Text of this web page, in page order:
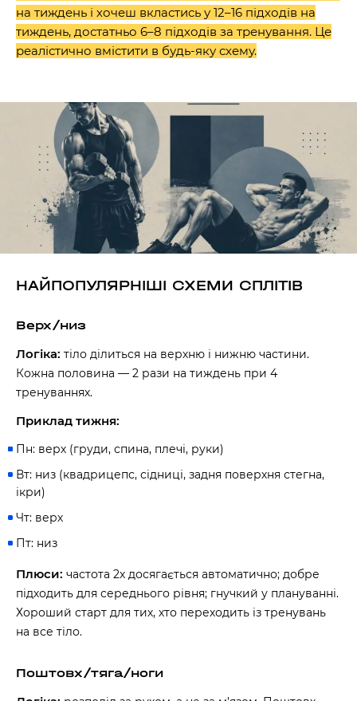
на тиждень і хочеш вкластись у 12–16 підходів на
тиждень, достатньо 6–8 підходів за тренування. Це
реалістично вмістити в будь-яку схему.
НАЙПОПУЛЯРНІШІ СХЕМИ СПЛІТІВ
Верх/низ
Логіка: тіло ділиться на верхню і нижню частини.
Кожна половина — 2 рази на тиждень при 4
тренуваннях.
Приклад тижня:
Пн: верх (груди, спина, плечі, руки)
Вт: низ (квадрицепс, сідниці, задня поверхня стегна,
ікри)
Чт: верх
Пт: низ
Плюси: частота 2x досягається автоматично; добре
підходить для середнього рівня; гнучкий у плануванні.
Хороший старт для тих, хто переходить із тренувань
на все тіло.
Поштовх/тяга/ноги